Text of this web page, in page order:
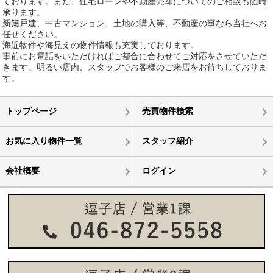
承ります。
新築戸建、中古マンション、土地の購入等、不動産の事なら当社へお
任せください。
海近物件や海見えの物件情報も充実しております。
事前にお電話をいただければご都合に合わせてご対応をさせていただ
きます。明るい店内、スタッフでお客様のご来店をお待ちしておりま
す。
トップページ 売買物件検索
お気に入り物件一覧 スタッフ紹介
会社概要 ログイン